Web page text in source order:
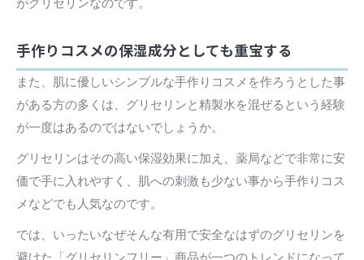
がグリセリンなのです。
手作りコスメの保湿成分としても重宝する
また、肌に優しいシンプルな手作りコスメを作ろうとした事
がある方の多くは、グリセリンと精製水を混ぜるという経験
が一度はあるのではないでしょうか。
グリセリンはその高い保湿効果に加え、薬局などで非常に安
価で手に入れやすく、肌への刺激も少ない事から手作りコス
メなどでも人気なのです。
では、いったいなぜそんな有用で安全なはずのグリセリンを
避けた「グリセリンフリー」商品が一つのトレンドになって